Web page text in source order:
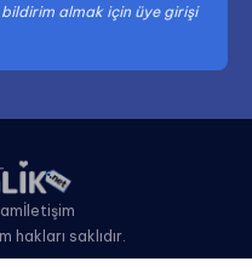
almak için üye girişi
İletişim
hakları saklıdır.